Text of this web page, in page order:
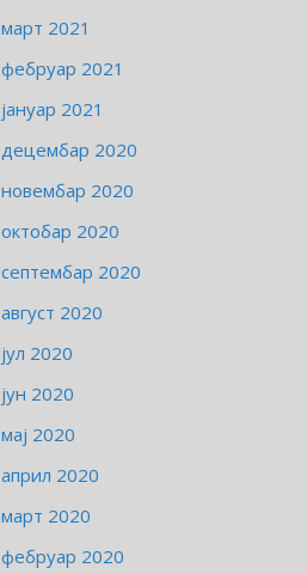
март 2021
фебруар 2021
јануар 2021
децембар 2020
новембар 2020
октобар 2020
септембар 2020
август 2020
јул 2020
јун 2020
мај 2020
април 2020
март 2020
фебруар 2020